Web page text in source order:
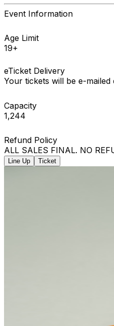
Event Information
Age Limit
19+
eTicket Delivery
Your tickets will be e-
Capacity
1,244
Refund Policy
ALL SALES FINAL. NO
Line Up Ticket